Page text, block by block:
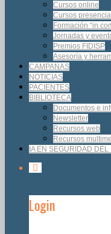
Cursos online
Cursos
Formación “in
Jornadas y
Premios FIDISP
Asesoría y
CAMPAÑAS
NOTICIAS
PACIENTES
BIBLIOTECA
Documentos e
Newsletter
Recursos web
Recursos
IA EN SEGURIDAD DEL
Login